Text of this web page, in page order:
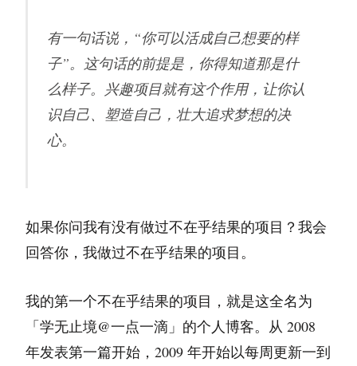
有一句话说，“你可以活成自己想要的样
子”。这句话的前提是，你得知道那是什
么样子。兴趣项目就有这个作用，让你认
识自己、塑造自己，壮大追求梦想的决
心。
如果你问我有没有做过不在乎结果的项目？我会
回答你，我做过不在乎结果的项目。
我的第一个不在乎结果的项目，就是这全名为
「学无止境@一点一滴」的个人博客。从 2008
年发表第一篇开始，2009 年开始以每周更新一到